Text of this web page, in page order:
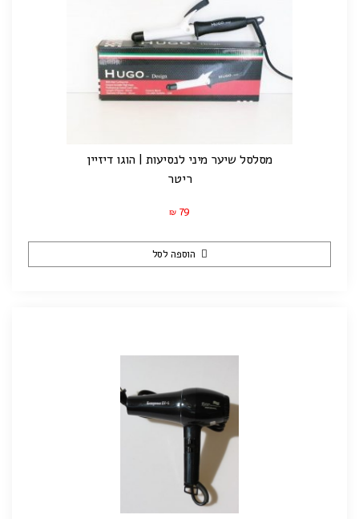
מסלסל שיער מיני לנסיעות | הוגו דיזיין
ריטר
₪ 79
הוספה לסל